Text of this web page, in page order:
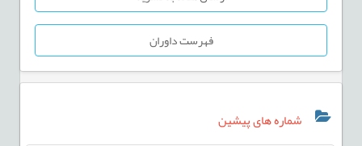
فهرست داوران
شماره های پیشین